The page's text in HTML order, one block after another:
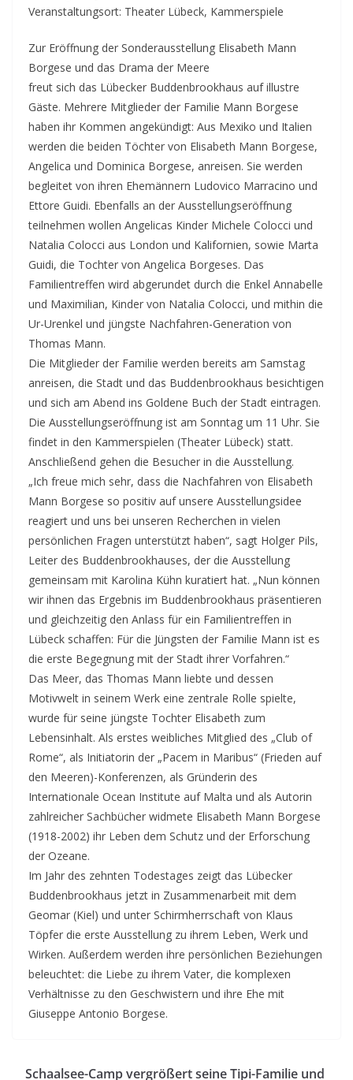
Veranstaltungsort: Theater Lübeck, Kammerspiele
Zur Eröffnung der Sonderausstellung Elisabeth Mann
Borgese und das Drama der Meere
freut sich das Lübecker Buddenbrookhaus auf illustre
Gäste. Mehrere Mitglieder der Familie Mann Borgese
haben ihr Kommen angekündigt: Aus Mexiko und Italien
werden die beiden Töchter von Elisabeth Mann Borgese,
Angelica und Dominica Borgese, anreisen. Sie werden
begleitet von ihren Ehemännern Ludovico Marracino und
Ettore Guidi. Ebenfalls an der Ausstellungseröffnung
teilnehmen wollen Angelicas Kinder Michele Colocci und
Natalia Colocci aus London und Kalifornien, sowie Marta
Guidi, die Tochter von Angelica Borgeses. Das
Familientreffen wird abgerundet durch die Enkel Annabelle
und Maximilian, Kinder von Natalia Colocci, und mithin die
Ur-Urenkel und jüngste Nachfahren-Generation von
Thomas Mann.
Die Mitglieder der Familie werden bereits am Samstag
anreisen, die Stadt und das Buddenbrookhaus besichtigen
und sich am Abend ins Goldene Buch der Stadt eintragen.
Die Ausstellungseröffnung ist am Sonntag um 11 Uhr. Sie
findet in den Kammerspielen (Theater Lübeck) statt.
Anschließend gehen die Besucher in die Ausstellung.
„Ich freue mich sehr, dass die Nachfahren von Elisabeth
Mann Borgese so positiv auf unsere Ausstellungsidee
reagiert und uns bei unseren Recherchen in vielen
persönlichen Fragen unterstützt haben“, sagt Holger Pils,
Leiter des Buddenbrookhauses, der die Ausstellung
gemeinsam mit Karolina Kühn kuratiert hat. „Nun können
wir ihnen das Ergebnis im Buddenbrookhaus präsentieren
und gleichzeitig den Anlass für ein Familientreffen in
Lübeck schaffen: Für die Jüngsten der Familie Mann ist es
die erste Begegnung mit der Stadt ihrer Vorfahren.“
Das Meer, das Thomas Mann liebte und dessen
Motivwelt in seinem Werk eine zentrale Rolle spielte,
wurde für seine jüngste Tochter Elisabeth zum
Lebensinhalt. Als erstes weibliches Mitglied des „Club of
Rome“, als Initiatorin der „Pacem in Maribus“ (Frieden auf
den Meeren)-Konferenzen, als Gründerin des
Internationale Ocean Institute auf Malta und als Autorin
zahlreicher Sachbücher widmete Elisabeth Mann Borgese
(1918-2002) ihr Leben dem Schutz und der Erforschung
der Ozeane.
Im Jahr des zehnten Todestages zeigt das Lübecker
Buddenbrookhaus jetzt in Zusammenarbeit mit dem
Geomar (Kiel) und unter Schirmherrschaft von Klaus
Töpfer die erste Ausstellung zu ihrem Leben, Werk und
Wirken. Außerdem werden ihre persönlichen Beziehungen
beleuchtet: die Liebe zu ihrem Vater, die komplexen
Verhältnisse zu den Geschwistern und ihre Ehe mit
Giuseppe Antonio Borgese.
Schaalsee-Camp vergrößert seine Tipi-Familie und